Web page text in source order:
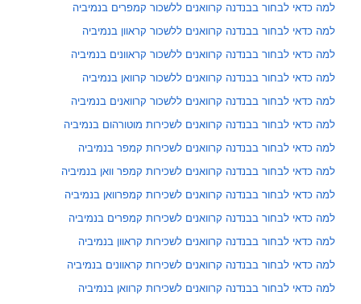
למה כדאי לבחור בבנדנה קרוואנים ללשכור קמפרים בנמיביה
למה כדאי לבחור בבנדנה קרוואנים ללשכור קראוון בנמיביה
למה כדאי לבחור בבנדנה קרוואנים ללשכור קראוונים בנמיביה
למה כדאי לבחור בבנדנה קרוואנים ללשכור קרוואן בנמיביה
למה כדאי לבחור בבנדנה קרוואנים ללשכור קרוואנים בנמיביה
למה כדאי לבחור בבנדנה קרוואנים לשכירות מוטורהום בנמיביה
למה כדאי לבחור בבנדנה קרוואנים לשכירות קמפר בנמיביה
למה כדאי לבחור בבנדנה קרוואנים לשכירות קמפר וואן בנמיביה
למה כדאי לבחור בבנדנה קרוואנים לשכירות קמפרוואן בנמיביה
למה כדאי לבחור בבנדנה קרוואנים לשכירות קמפרים בנמיביה
למה כדאי לבחור בבנדנה קרוואנים לשכירות קראוון בנמיביה
למה כדאי לבחור בבנדנה קרוואנים לשכירות קראוונים בנמיביה
למה כדאי לבחור בבנדנה קרוואנים לשכירות קרוואן בנמיביה